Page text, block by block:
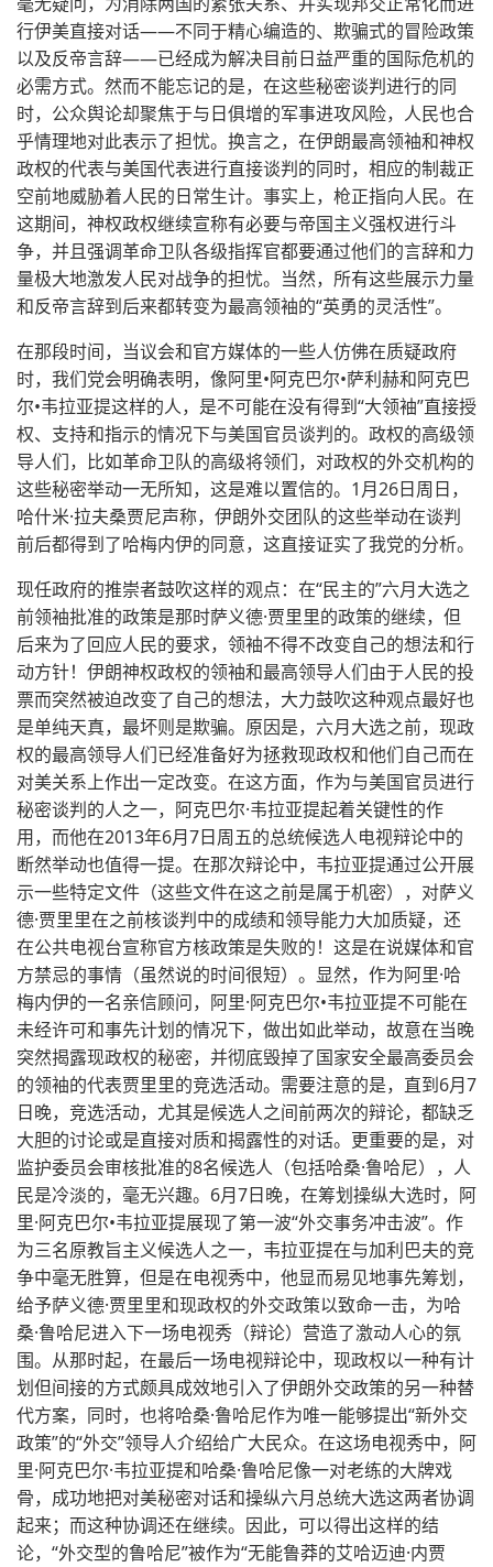
行伊美直接对话——不同于精心编造的、欺骗式的冒险政策
以及反帝言辞——已经成为解决目前日益严重的国际危机的
必需方式。然而不能忘记的是，在这些秘密谈判进行的同
时，公众舆论却聚焦于与日俱增的军事进攻风险，人民也合
乎情理地对此表示了担忧。换言之，在伊朗最高领袖和神权
政权的代表与美国代表进行直接谈判的同时，相应的制裁正
空前地威胁着人民的日常生计。事实上，枪正指向人民。在
这期间，神权政权继续宣称有必要与帝国主义强权进行斗
争，并且强调革命卫队各级指挥官都要通过他们的言辞和力
量极大地激发人民对战争的担忧。当然，所有这些展示力量
和反帝言辞到后来都转变为最高领袖的“英勇的灵活性”。
在那段时间，当议会和官方媒体的一些人仿佛在质疑政府
时，我们党会明确表明，像阿里•阿克巴尔•萨利赫和阿克巴
尔•韦拉亚提这样的人，是不可能在没有得到“大领袖”直接授
权、支持和指示的情况下与美国官员谈判的。政权的高级领
导人们，比如革命卫队的高级将领们，对政权的外交机构的
这些秘密举动一无所知，这是难以置信的。1月26日周日，
哈什米·拉夫桑贾尼声称，伊朗外交团队的这些举动在谈判
前后都得到了哈梅内伊的同意，这直接证实了我党的分析。
现任政府的推崇者鼓吹这样的观点：在“民主的”六月大选之
前领袖批准的政策是那时萨义德·贾里里的政策的继续，但
后来为了回应人民的要求，领袖不得不改变自己的想法和行
动方针！伊朗神权政权的领袖和最高领导人们由于人民的投
票而突然被迫改变了自己的想法，大力鼓吹这种观点最好也
是单纯天真，最坏则是欺骗。原因是，六月大选之前，现政
权的最高领导人们已经准备好为拯救现政权和他们自己而在
对美关系上作出一定改变。在这方面，作为与美国官员进行
秘密谈判的人之一，阿克巴尔·韦拉亚提起着关键性的作
用，而他在2013年6月7日周五的总统候选人电视辩论中的
断然举动也值得一提。在那次辩论中，韦拉亚提通过公开展
示一些特定文件（这些文件在这之前是属于机密），对萨义
德·贾里里在之前核谈判中的成绩和领导能力大加质疑，还
在公共电视台宣称官方核政策是失败的！这是在说媒体和官
方禁忌的事情（虽然说的时间很短）。显然，作为阿里·哈
梅内伊的一名亲信顾问，阿里·阿克巴尔•韦拉亚提不可能在
未经许可和事先计划的情况下，做出如此举动，故意在当晚
突然揭露现政权的秘密，并彻底毁掉了国家安全最高委员会
的领袖的代表贾里里的竞选活动。需要注意的是，直到6月7
日晚，竞选活动，尤其是候选人之间前两次的辩论，都缺乏
大胆的讨论或是直接对质和揭露性的对话。更重要的是，对
监护委员会审核批准的8名候选人（包括哈桑·鲁哈尼），人
民是冷淡的，毫无兴趣。6月7日晚，在筹划操纵大选时，阿
里·阿克巴尔•韦拉亚提展现了第一波“外交事务冲击波”。作
为三名原教旨主义候选人之一，韦拉亚提在与加利巴夫的竞
争中毫无胜算，但是在电视秀中，他显而易见地事先筹划，
给予萨义德·贾里里和现政权的外交政策以致命一击，为哈
桑·鲁哈尼进入下一场电视秀（辩论）营造了激动人心的氛
围。从那时起，在最后一场电视辩论中，现政权以一种有计
划但间接的方式颇具成效地引入了伊朗外交政策的另一种替
代方案，同时，也将哈桑·鲁哈尼作为唯一能够提出“新外交
政策”的“外交”领导人介绍给广大民众。在这场电视秀中，阿
里·阿克巴尔·韦拉亚提和哈桑·鲁哈尼像一对老练的大牌戏
骨，成功地把对美秘密对话和操纵六月总统大选这两者协调
起来；而这种协调还在继续。因此，可以得出这样的结
论，“外交型的鲁哈尼”被作为“无能鲁莽的艾哈迈迪·内贾